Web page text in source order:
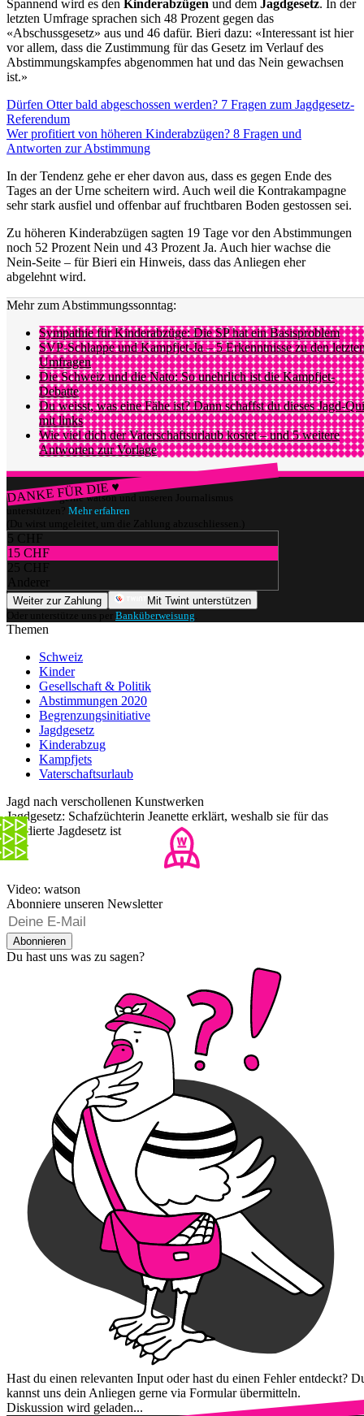
Spannend wird es den Kinderabzügen und dem Jagdgesetz. In der
letzten Umfrage sprachen sich 48 Prozent gegen das
«Abschussgesetz» aus und 46 dafür. Bieri dazu: «Interessant ist hier
vor allem, dass die Zustimmung für das Gesetz im Verlauf des
Abstimmungskampfes abgenommen hat und das Nein gewachsen
ist.»
Dürfen Otter bald abgeschossen werden? 7 Fragen zum Jagdgesetz-
Referendum
Wer profitiert von höheren Kinderabzügen? 8 Fragen und
Antworten zur Abstimmung
In der Tendenz gehe er eher davon aus, dass es gegen Ende des
Tages an der Urne scheitern wird. Auch weil die Kontrakampagne
sehr stark ausfiel und offenbar auf fruchtbaren Boden gestossen sei.
Zu höheren Kinderabzügen sagten 19 Tage vor den Abstimmungen
noch 52 Prozent Nein und 43 Prozent Ja. Auch hier wachse die
Nein-Seite – für Bieri ein Hinweis, dass das Anliegen eher
abgelehnt wird.
Mehr zum Abstimmungssonntag:
Sympathie für Kinderabzüge: Die SP hat ein Basisproblem
SVP-Schlappe und Kampfjet-Ja – 5 Erkenntnisse zu den
Umfragen
Die Schweiz und die Nato: So unehrlich ist die Kampfjet-
Debatte
Du weisst, was eine Fähe ist? Dann schaffst du dieses Jagd-
mit links
Wie viel dich der Vaterschaftsurlaub kostet – und 5 weitere
Antworten zur Vorlage
DANKE FÜR DIE ♥
Würdest du gerne watson und unseren Journalismus
unterstützen? Mehr erfahren
(Du wirst umgeleitet, um die Zahlung abzuschliessen.)
5 CHF
15 CHF
25 CHF
Anderer
Weiter zur Zahlung
Mit Twint unterstützen
Oder unterstütze uns per Banküberweisung
Themen
Schweiz
Kinder
Gesellschaft & Politik
Abstimmungen 2020
Begrenzungsinitiative
Jagdgesetz
Kinderabzug
Kampfjets
Vaterschaftsurlaub
Jagd nach verschollenen Kunstwerken
Jagdgesetz: Schafzüchterin Jeanette erklärt, weshalb sie für das
revidierte Jagdesetz ist
Video: watson
Abonniere unseren Newsletter
Abonnieren
Du hast uns was zu sagen?
Hast du einen relevanten Input oder hast du einen Fehler entdeckt?
kannst uns dein Anliegen gerne via Formular übermitteln.
Diskussion wird geladen...